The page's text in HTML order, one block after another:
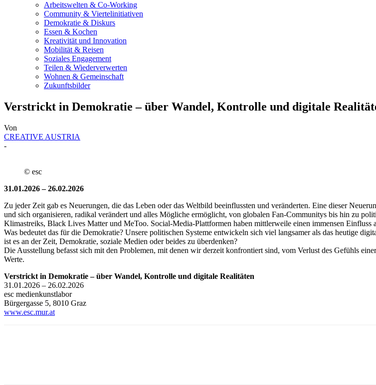
Arbeitswelten & Co-Working
Community & Viertelinitiativen
Demokratie & Diskurs
Essen & Kochen
Kreativität und Innovation
Mobilität & Reisen
Soziales Engagement
Teilen & Wiederverwerten
Wohnen & Gemeinschaft
Zukunftsbilder
Verstrickt in Demokratie – über Wandel, Kontrolle und digitale
Von
CREATIVE AUSTRIA
-
© esc
31.01.2026 – 26.02.2026
Zu jeder Zeit gab es Neuerungen, die das Leben oder das Weltbild beeinflussten und veränderten. Eine dieser
und sich organisieren, radikal verändert und alles Mögliche ermöglicht, von globalen Fan-Communitys bis hin zu
Klimastreiks, Black Lives Matter und MeToo. Social-Media-Plattformen haben mittlerweile einen immensen Einfluss
Was bedeutet das für die Demokratie? Unsere politischen Systeme entwickeln sich viel langsamer als das heutige
ist es an der Zeit, Demokratie, soziale Medien oder beides zu überdenken?
Die Ausstellung befasst sich mit den Problemen, mit denen wir derzeit konfrontiert sind, vom Verlust des Gefühls
Werte.
Verstrickt in Demokratie – über Wandel, Kontrolle und digitale Realitäten
31.01.2026 – 26.02.2026
esc medienkunstlabor
Bürgergasse 5, 8010 Graz
www.esc.mur.at